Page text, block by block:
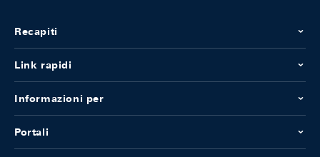
Recapiti
Link rapidi
Informazioni per
Portali